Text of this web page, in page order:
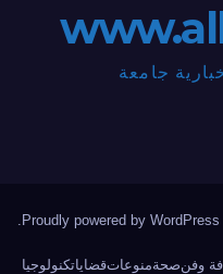
جامعة
Proudly powered by WordPress
.
وفنصحةمنوعاتقضاياتكنولوجيا